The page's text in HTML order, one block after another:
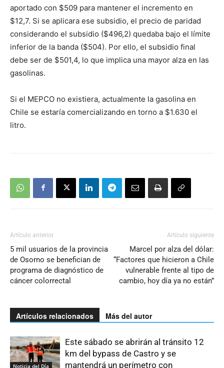
aportado con $509 para mantener el incremento en
$12,7. Si se aplicara ese subsidio, el precio de paridad
considerando el subsidio ($496,2) quedaba bajo el límite
inferior de la banda ($504). Por ello, el subsidio final
debe ser de $501,4, lo que implica una mayor alza en las
gasolinas.
Si el MEPCO no existiera, actualmente la gasolina en
Chile se estaría comercializando en torno a $1.630 el
litro.
Artículo anterior
5 mil usuarios de la provincia
de Osorno se benefician de
programa de diagnóstico de
cáncer colorrectal
Artículo siguiente
Marcel por alza del dólar:
“Factores que hicieron a Chile
vulnerable frente al tipo de
cambio, hoy día ya no están”
Artículos relacionados Más del autor
Noticia del Día
Este sábado se abrirán al tránsito 12
km del bypass de Castro y se
mantendrá un perímetro con